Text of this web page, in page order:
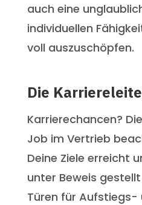
auch eine
individuellen
voll auszuschöpfen.
Die
Karrierechancen?
Job im Vertrieb
Deine Ziele erreicht
unter Beweis
Türen für Aufstiegs-